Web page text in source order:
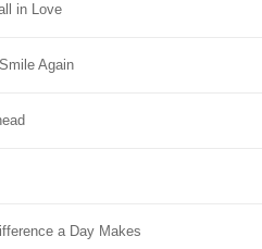
in Love
Again
a Day Makes